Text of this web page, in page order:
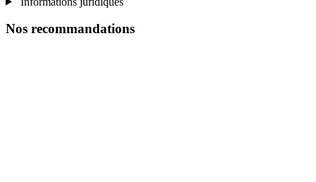
Nos recommandations